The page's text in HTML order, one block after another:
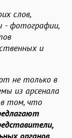
слов,
- фотографии,
и
не только в
из арсенала
в том, что